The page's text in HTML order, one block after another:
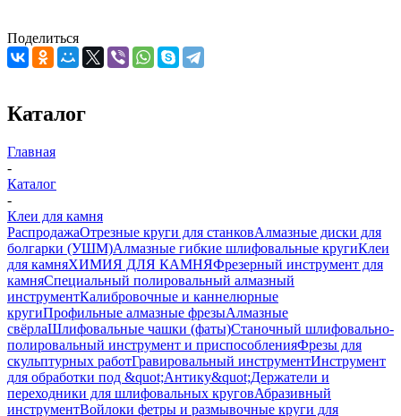
Поделиться
Каталог
Главная
-
Каталог
-
Клеи для камня
РаспродажаОтрезные круги для станковАлмазные диски для
болгарки (УШМ)Алмазные гибкие шлифовальные кругиКлеи
для камняХИМИЯ ДЛЯ КАМНЯФрезерный инструмент для
камняСпециальный полировальный алмазный
инструментКалибровочные и каннелюрные
кругиПрофильные алмазные фрезыАлмазные
свёрлаШлифовальные чашки (фаты)Станочный шлифовально-
полировальный инструмент и приспособленияФрезы для
скульптурных работГравировальный инструментИнструмент
для обработки под &quot;Антику&quot;Держатели и
переходники для шлифовальных круговАбразивный
инструментВойлоки фетры и размывочные круги для